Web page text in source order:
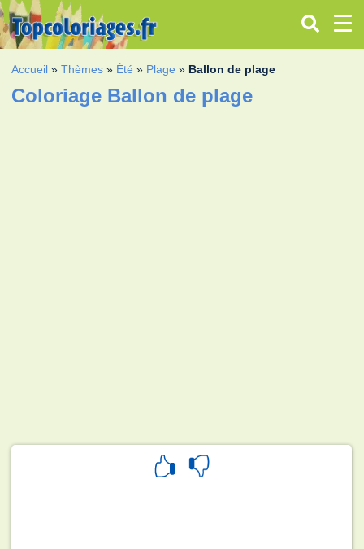
Accueil »Thèmes » Été » Plage » Ballon de plage
Coloriage Ballon de plage